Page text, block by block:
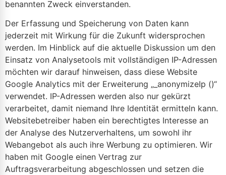
benannten Zweck einverstanden.
Der Erfassung und Speicherung von Daten kann
jederzeit mit Wirkung für die Zukunft widersprochen
werden. Im Hinblick auf die aktuelle Diskussion um den
Einsatz von Analysetools mit vollständigen IP-Adressen
möchten wir darauf hinweisen, dass diese Website
Google Analytics mit der Erweiterung „_anonymizeIp ()“
verwendet. IP-Adressen werden also nur gekürzt
verarbeitet, damit niemand Ihre Identität ermitteln kann.
Websitebetreiber haben ein berechtigtes Interesse an
der Analyse des Nutzerverhaltens, um sowohl ihr
Webangebot als auch ihre Werbung zu optimieren. Wir
haben mit Google einen Vertrag zur
Auftragsverarbeitung abgeschlossen und setzen die